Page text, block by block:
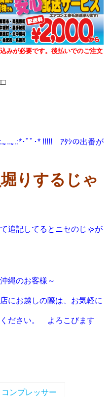
みが必要です。後払いでのご注文
｡..｡.:*･ﾟﾟ･* !!!!! ｱﾀｼの出番が
りするじゃ
追記してるとニセのじゃが
縄のお客様～
にお越しの際は、お気軽に
ください。 よろこびます
コンプレッサー